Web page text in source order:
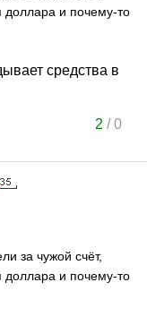
доллара и почему-то
средства в
2 /0
за чужой счёт,
доллара и почему-то